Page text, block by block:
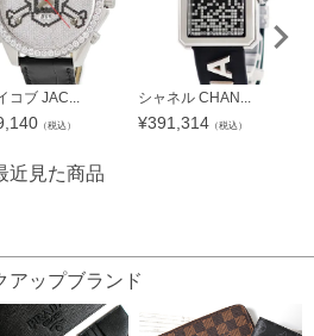
コブ JAC...
（税込）
シャネル CHAN...
¥391,314 （税込）
近見た商品
アップブランド